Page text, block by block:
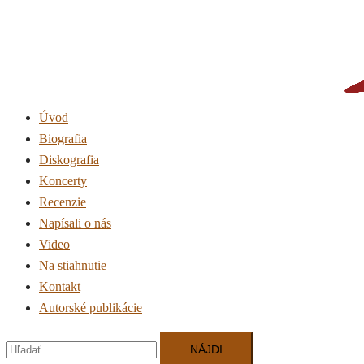
Úvod
Biografia
Diskografia
Koncerty
Recenzie
Napísali o nás
Video
Na stiahnutie
Kontakt
Autorské publikácie